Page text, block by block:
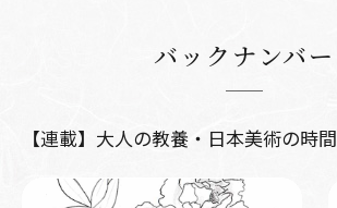
バックナンバー
【連載】大人の教養・日本美術の時間